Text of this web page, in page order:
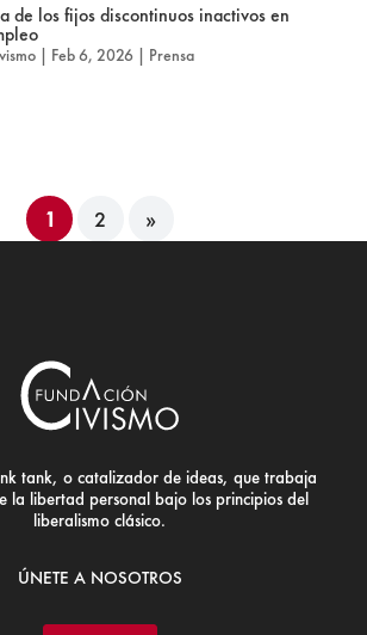
de los fijos discontinuos inactivos en
| Feb 6, 2026| Prensa
1 2 »
tank, o catalizador de ideas, que trabaja
la libertad personal bajo los principios del
liberalismo clásico.
ÚNETE A NOSOTROS